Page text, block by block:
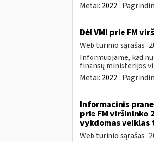
Metai: 2022
Dėl VMI prie FM
Web turinio sąrašas
Informuojame, kad
finansų ministerijos
Metai: 2022
Informacinis
prie FM viršininko
vykdomas
Web turinio sąrašas